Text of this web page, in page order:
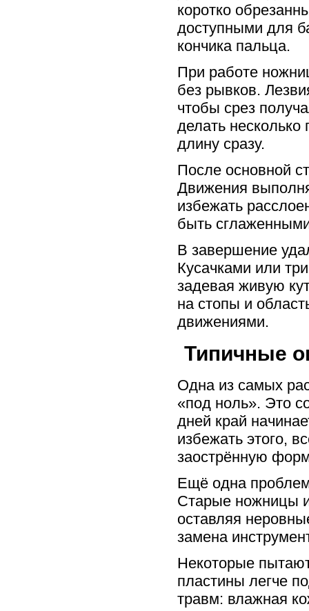
коротко
доступными для
кончика пальца.
При работе
без рывков.
чтобы срез
делать
длину сразу.
После основной
Движения
избежать
быть
В завершение
Кусачками или
задевая живую
на стопы и
движениями.
Типичные
Одна из самых
«под ноль». Это
дней край
избежать этого,
заострённую
Ещё одна
Старые ножницы
оставляя
замена
Некоторые
пластины легче
травм: влажная